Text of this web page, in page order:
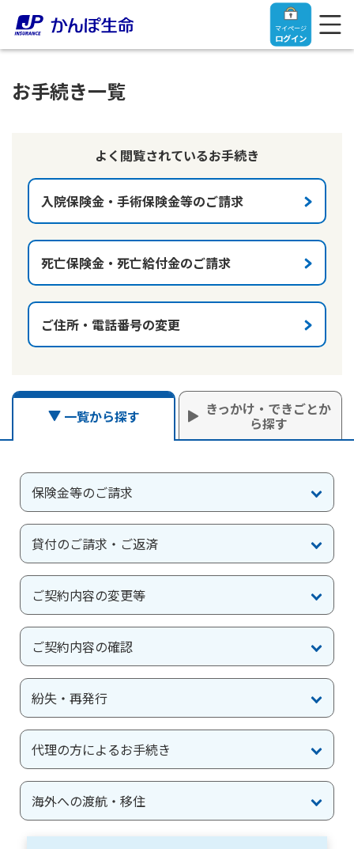
マイページ
ログイン
ご契約者さま
マイページログイン
入院保険金・手術保険金のご請求
きっかけ・できごとから探す
マイページでできること
新規登録
ログイン
ご契約内容の確認
お客さまに関する情報等の確認の取り組み
各種サービス・お知らせ
保険をご検討中のお客さま
保険をご検討中のお客さま
養老保険
長寿支援保険
お見積りシミュレーション
資料請求
保険の探し方のポイント
保険かんたん診断
ご契約手続きの流れ
保険料のお払込方法
法人のお客さま
【まずはご相談ください】企業経営でお悩みの方はこ
ちら
法人のお客さま向け商品一覧
目的から探す
かんぽ生命の団体取扱い
法人向け資料請求
お問い合わせ先
お役立ち情報
かんぽのLifeサポートナビ
保険
医療
お金
子育て
ライフプラン
健康情報
かんぽアプリ～かんぽの健康と安心を手のひらに～
かんぽ生命について
ご挨拶
経営理念・経営戦略
会社概要
財務情報
株主・投資家のみなさまへ
日本郵政グループとしての取り組み
採用情報
CM・オウンドメディア／ソーシャルメディア
かんぽブランド
よくあるご質問
お問い合わせ
サステナビリティ
株主・投資家のみなさまへ
採用情報
English
お手続き一覧
よく閲覧されているお手続き
入院保険金・手術保険金等のご請求
死亡保険金・死亡給付金のご請求
ご住所・電話番号の変更
一覧から探す きっかけ・できごとか
ら探す
保険金等のご請求
貸付のご請求・ご返済
ご契約内容の変更等
ご契約内容の確認
紛失・再発行
代理の方によるお手続き
海外への渡航・移住